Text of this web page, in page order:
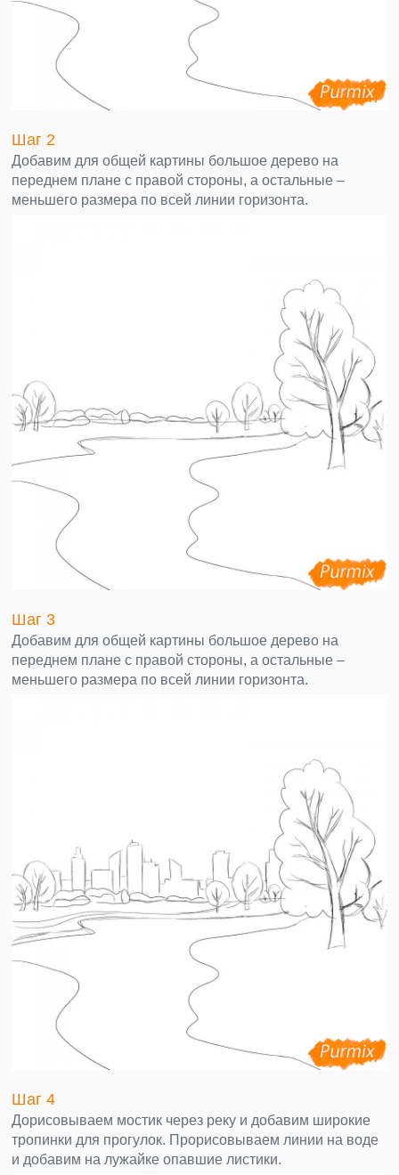
Шаг 2
Добавим для общей картины большое дерево на
переднем плане с правой стороны, а остальные –
меньшего размера по всей линии горизонта.
Шаг 3
Добавим для общей картины большое дерево на
переднем плане с правой стороны, а остальные –
меньшего размера по всей линии горизонта.
Шаг 4
Дорисовываем мостик через реку и добавим широкие
тропинки для прогулок. Прорисовываем линии на воде
и добавим на лужайке опавшие листики.